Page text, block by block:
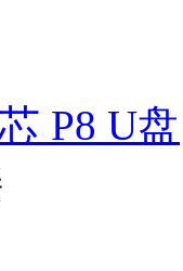
P8 U盘